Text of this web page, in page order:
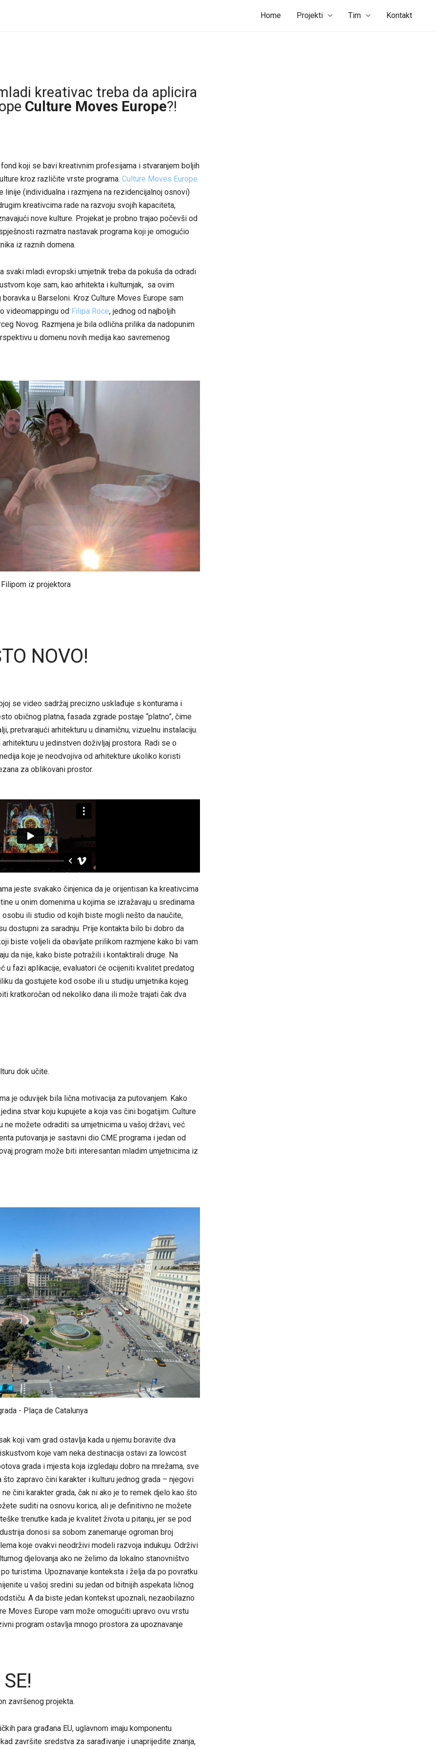
Home Projekti Tim Kontakt
kreativac treba da aplicira
Culture Moves Europe?!
koji se bavi kreativnim profesijama i stvaranjem boljih
kroz različite vrste programa.Culture Moves Europe
linije (individualna i razmjena na rezidencijalnoj osnovi)
kreativcima rade na razvoju svojih kapaciteta,
nove kulture. Projekat je probno trajao počevši od
razmatra nastavak programa koji je omogućio
iz raznih domena.
svaki mladi evropski umjetnik treba da pokuša da odradi
koje sam, kao arhitekta i kulturnjak, sa ovim
u Barseloni. Kroz Culture Moves Europe sam
videomappingu od Filipa Roce, jednog od najboljih
Novog. Razmjena je bila odlična prilika da nadopunim
u domenu novih medija kao savremenog
Filipom iz projektora
NOVO!
se video sadržaj precizno usklađuje s konturama i
običnog platna, fasada zgrade postaje “platno”, čime
pretvarajući arhitekturu u dinamičnu, vizuelnu instalaciju.
u jedinstven doživljaj prostora. Radi se o
koje je neodvojiva od arhitekture ukoliko koristi
za oblikovani prostor.
jeste svakako činjenica da je orijentisan ka kreativcima
u onim domenima u kojima se izražavaju u sredinama
ili studio od kojih biste mogli nešto da naučite,
dostupni za saradnju. Prije kontakta bilo bi dobro da
biste voljeli da obavljate prilikom razmjene kako bi vam
da nije, kako biste potražili i kontaktirali druge. Na
u fazi aplikacije, evaluatori će ocijeniti kvalitet predatog
da gostujete kod osobe ili u studiju umjetnika kojeg
kratkoročan od nekoliko dana ili može trajati čak dva
dok učite.
je oduvijek bila lična motivacija za putovanjem. Kako
stvar koju kupujete a koja vas čini bogatijim. Culture
ne možete odraditi sa umjetnicima u vašoj državi, već
putovanja je sastavni dio CME programa i jedan od
program može biti interesantan mladim umjetnicima iz
- Plaça de Catalunya
koji vam grad ostavlja kada u njemu boravite dva
koje vam neka destinacija ostavi za lowcost
grada i mjesta koja izgledaju dobro na mrežama, sve
zapravo čini karakter i kulturu jednog grada – njegovi
čini karakter grada, čak ni ako je to remek djelo kao što
suditi na osnovu korica, ali je definitivno ne možete
trenutke kada je kvalitet života u pitanju, jer se pod
donosi sa sobom zanemaruje ogroman broj
koje ovakvi neodrživi modeli razvoja indukuju. Održivi
djelovanja ako ne želimo da lokalno stanovništvo
turistima. Upoznavanje konteksta i želja da po povratku
u vašoj sredini su jedan od bitnijih aspekata ličnog
A da biste jedan kontekst upoznali, nezaobilazno
Moves Europe vam može omogućiti upravo ovu vrstu
program ostavlja mnogo prostora za upoznavanje
završenog projekta.
para građana EU, uglavnom imaju komponentu
završite sredstva za sarađivanje i unaprijedite znanja,